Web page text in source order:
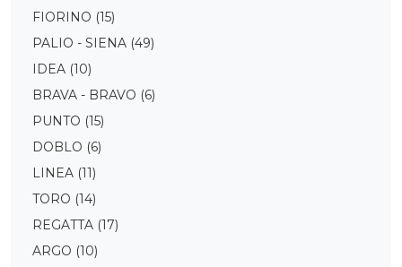
FIORINO (15)
PALIO - SIENA (49)
IDEA (10)
BRAVA - BRAVO (6)
PUNTO (15)
DOBLO (6)
LINEA (11)
TORO (14)
REGATTA (17)
ARGO (10)